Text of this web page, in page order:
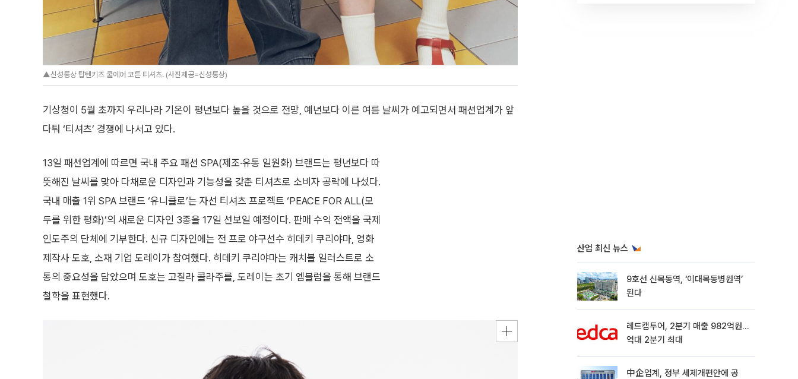
▲신성통상 탑텐키즈 쿨에어 코튼 티셔츠. (사진제공=신성통상)
기상청이 5월 초까지 우리나라 기온이 평년보다 높을 것으로 전망, 예년보다 이른 여름 날씨가 예고되면서 패션업계가 앞
다퉈 ‘티셔츠’ 경쟁에 나서고 있다.
13일 패션업계에 따르면 국내 주요 패션 SPA(제조·유통 일원화) 브랜드는 평년보다 따
뜻해진 날씨를 맞아 다채로운 디자인과 기능성을 갖춘 티셔츠로 소비자 공략에 나섰다.
국내 매출 1위 SPA 브랜드 ‘유니클로’는 자선 티셔츠 프로젝트 ‘PEACE FOR ALL(모
두를 위한 평화)’의 새로운 디자인 3종을 17일 선보일 예정이다. 판매 수익 전액을 국제
인도주의 단체에 기부한다. 신규 디자인에는 전 프로 야구선수 히데키 쿠리야마, 영화
제작사 도호, 소재 기업 도레이가 참여했다. 히데키 쿠리야마는 캐치볼 일러스트로 소
통의 중요성을 담았으며 도호는 고질라 콜라주를, 도레이는 초기 엠블럼을 통해 브랜드
철학을 표현했다.
산업 최신 뉴스
9호선 신목동역, ‘이대목동병원역’
된다
레드캡투어, 2분기 매출 982억원…
역대 2분기 최대
中企업계, 정부 세제개편안에 공